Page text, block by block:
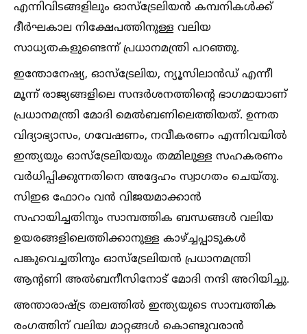
എന്നിവിടങ്ങളിലും ഓസ്ട്രേലിയൻ കമ്പനികള്‍ക്ക്
ദീർഘകാല നിക്ഷേപത്തിനുള്ള വലിയ
സാധ്യതകളുണ്ടെന്ന് പ്രധാനമന്ത്രി പറഞ്ഞു.
ഇന്തോനേഷ്യ, ഓസ്ട്രേലിയ, ന്യൂസിലാൻഡ് എന്നീ
മൂന്ന് രാജ്യങ്ങളിലെ സന്ദർശനത്തിൻ്റെ ഭാഗമായാണ്
പ്രധാനമന്ത്രി മോദി മെല്‍ബണിലെത്തിയത്. ഉന്നത
വിദ്യാഭ്യാസം, ഗവേഷണം, നവീകരണം എന്നിവയില്‍
ഇന്ത്യയും ഓസ്ട്രേലിയയും തമ്മിലുള്ള സഹകരണം
വർധിപ്പിക്കുന്നതിനെ അദ്ദേഹം സ്വാഗതം ചെയ്തു.
സിഇഒ ഫോറം വൻ വിജയമാക്കാൻ
സഹായിച്ചതിനും സാമ്പത്തിക ബന്ധങ്ങള്‍ വലിയ
ഉയരങ്ങളിലെത്തിക്കാനുള്ള കാഴ്ച്ചപ്പാടുകള്‍
പങ്കുവെച്ചതിനും ഓസ്ട്രേലിയൻ പ്രധാനമന്ത്രി
ആന്റണി അല്‍ബനീസിനോട് മോദി നന്ദി അറിയിച്ചു.
അന്താരാഷ്ട്ര തലത്തില്‍ ഇന്ത്യയുടെ സാമ്പത്തിക
രംഗത്തിന് വലിയ മാറ്റങ്ങള്‍ കൊണ്ടുവരാൻ